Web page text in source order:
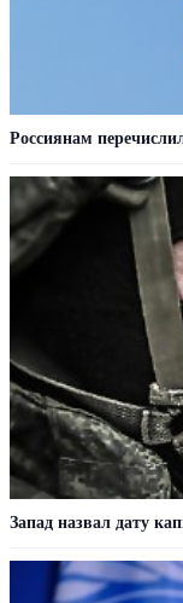
Россиянам
Запад назвал дату